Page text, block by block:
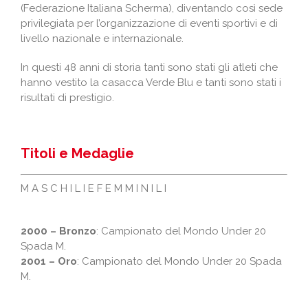
(Federazione Italiana Scherma), diventando così sede
privilegiata per l’organizzazione di eventi sportivi e di
livello nazionale e internazionale.
In questi 48 anni di storia tanti sono stati gli atleti che
hanno vestito la casacca Verde Blu e tanti sono stati i
risultati di prestigio.
Titoli e Medaglie
M A S C H I L I E F E M M I N I L I
2000 – Bronzo: Campionato del Mondo Under 20
Spada M.
2001 – Oro: Campionato del Mondo Under 20 Spada
M.